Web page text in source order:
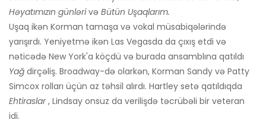
Həyatımızın günlərivə Bütün Uşaqlarım.
Uşaq ikən Korman tamaşa və vokal müsabiqələrində
yarışırdı. Yeniyetmə ikən Las Vegasda da çıxış etdi və
nəticədə New York'a köçdü və burada ansamblına qatıldı
Yağ dirçəliş. Broadway-də olarkən, Korman Sandy və Patty
Simcox rolları üçün az təhsil alırdı. Hartley setə qatıldıqda
Ehtiraslar, Lindsay onsuz da verilişdə təcrübəli bir veteran
idi.